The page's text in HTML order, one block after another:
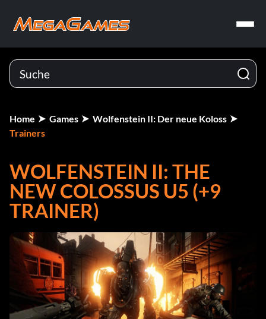
Home Games
Wolfenstein II: Der neue Koloss
Trainers
WOLFENSTEIN II: THE
NEW COLOSSUS U5 (+9
TRAINER)